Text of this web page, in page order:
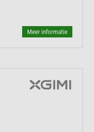
Meer informatie